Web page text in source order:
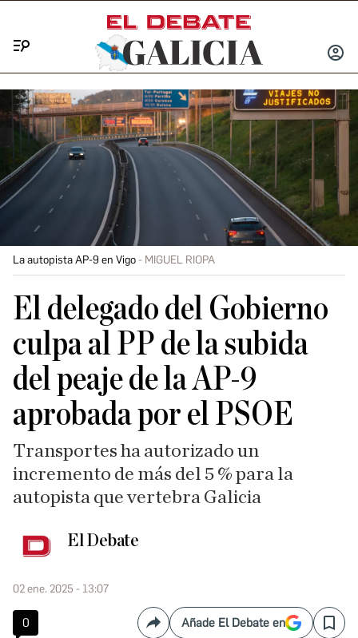
INICIAR
La autopista AP-9 en Vigo MIGUEL RIOPA
El delegado del Gobierno
culpa al PP de la subida
del peaje de la AP-9
aprobada por el PSOE
Transportes ha autorizado un
incremento de más del 5 % para la
autopista que vertebra Galicia
El Debate
02 ene. 2025 - 13:07
0 CompartirAñade El Debate en Save